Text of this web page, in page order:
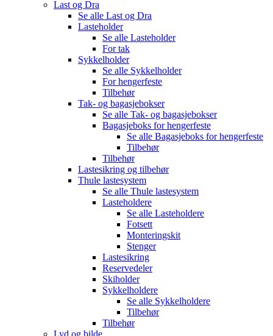
Last og Dra
Se alle Last og Dra
Lasteholder
Se alle Lasteholder
For tak
Sykkelholder
Se alle Sykkelholder
For hengerfeste
Tilbehør
Tak- og bagasjebokser
Se alle Tak- og bagasjebokser
Bagasjeboks for hengerfeste
Se alle Bagasjeboks for hengerfeste
Tilbehør
Tilbehør
Lastesikring og tilbehør
Thule lastesystem
Se alle Thule lastesystem
Lasteholdere
Se alle Lasteholdere
Fotsett
Monteringskit
Stenger
Lastesikring
Reservedeler
Skiholder
Sykkelholdere
Se alle Sykkelholdere
Tilbehør
Tilbehør
Lyd og bilde